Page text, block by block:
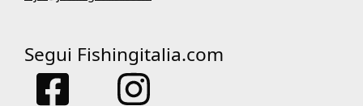
Segui Fishingitalia.com